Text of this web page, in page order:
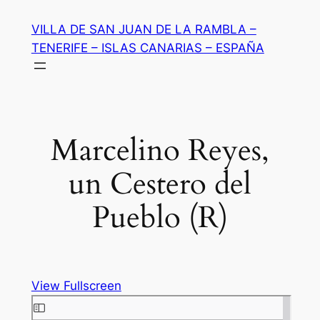
contenido
VILLA DE SAN JUAN DE LA RAMBLA –
TENERIFE – ISLAS CANARIAS – ESPAÑA
Marcelino Reyes,
un Cestero del
Pueblo (R)
View Fullscreen
Saltar